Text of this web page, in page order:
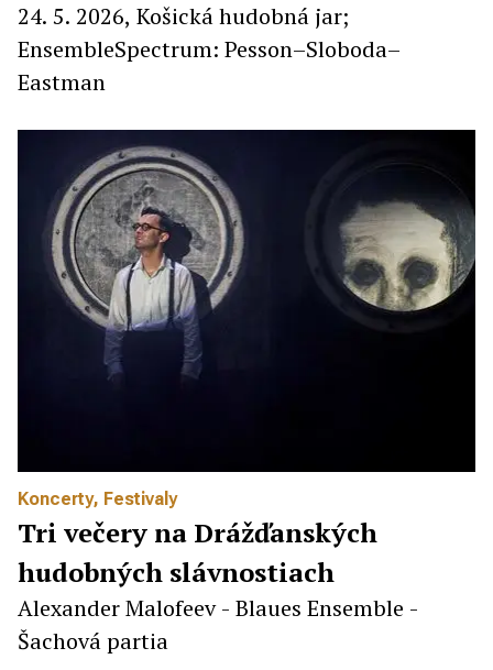
24. 5. 2026, Košická hudobná jar;
EnsembleSpectrum: Pesson–Sloboda–
Eastman
Koncerty, Festivaly
Tri večery na Drážďanských
hudobných slávnostiach
Alexander Malofeev - Blaues Ensemble -
Šachová partia